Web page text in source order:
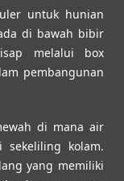
untuk hunian
di bawah bibir
melalui box
pembangunan
di mana air
kolam.
yang memiliki